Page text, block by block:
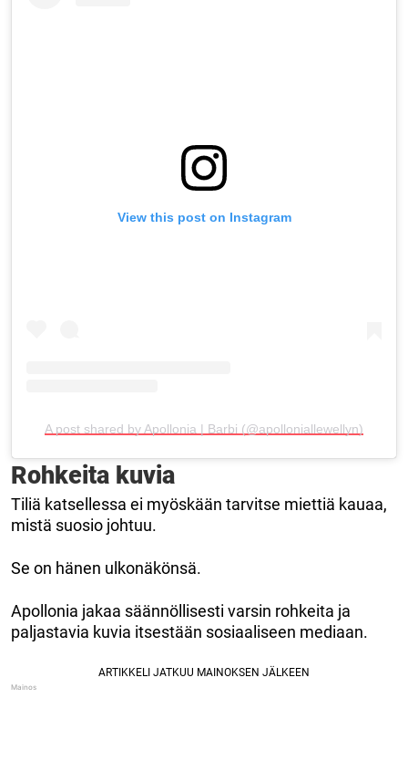
View this post on Instagram
A post shared by Apollonia | Barbi (@apolloniallewellyn)
Rohkeita kuvia
Tiliä katsellessa ei myöskään tarvitse miettiä kauaa,
mistä suosio johtuu.
Se on hänen ulkonäkönsä.
Apollonia jakaa säännöllisesti varsin rohkeita ja
paljastavia kuvia itsestään sosiaaliseen mediaan.